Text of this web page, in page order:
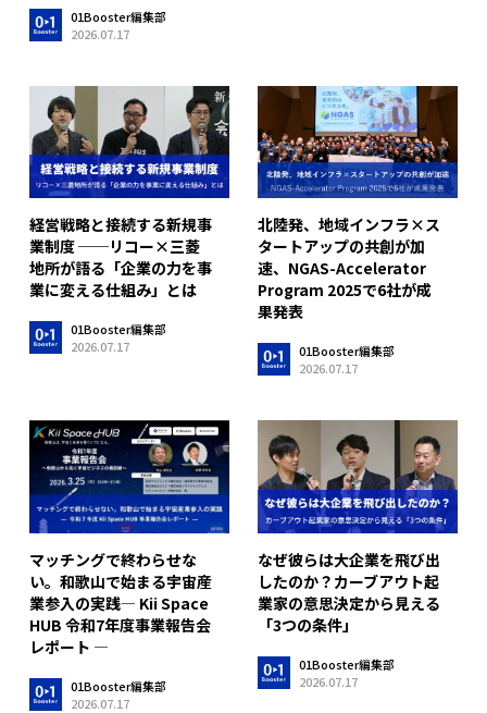
01Booster編集部
2026.07.17
経営戦略と接続する新規事
業制度 ──リコー×三菱
地所が語る「企業の力を事
業に変える仕組み」とは
01Booster編集部
2026.07.17
北陸発、地域インフラ×ス
タートアップの共創が加
速、NGAS-Accelerator
Program 2025で6社が成
果発表
01Booster編集部
2026.07.17
マッチングで終わらせな
い。和歌山で始まる宇宙産
業参入の実践― Kii Space
HUB 令和7年度事業報告会
レポート ―
01Booster編集部
2026.07.17
なぜ彼らは大企業を飛び出
したのか？カーブアウト起
業家の意思決定から見える
「3つの条件」
01Booster編集部
2026.07.17